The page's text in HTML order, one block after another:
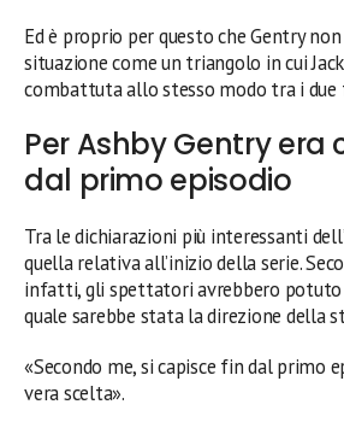
Ed è proprio per questo che Gentry
situazione come un triangolo in cui
combattuta allo stesso modo tra i
Per Ashby Gentry era
dal primo episodio
Tra le dichiarazioni più interessanti
quella relativa all’inizio della serie.
infatti, gli spettatori avrebbero
quale sarebbe stata la direzione della
«Secondo me, si capisce fin dal primo
vera scelta».